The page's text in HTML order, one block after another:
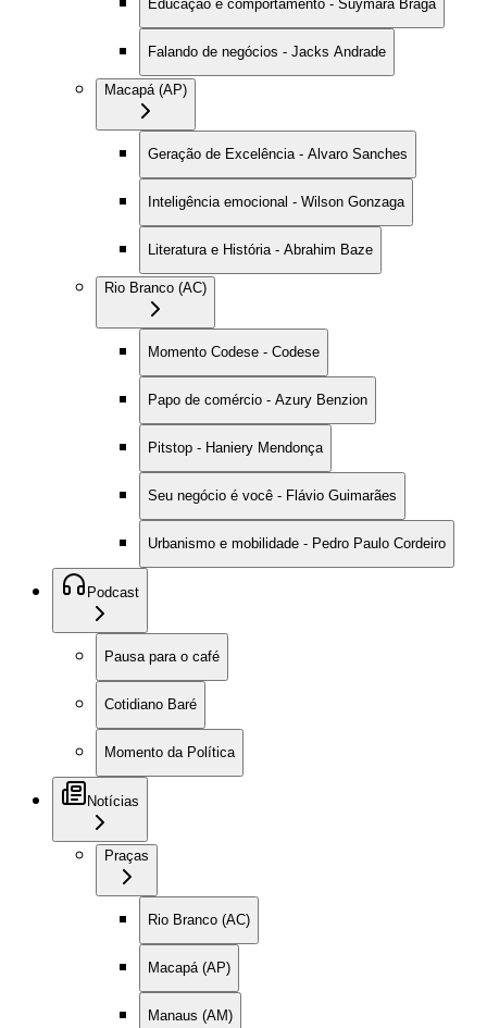
Educação e comportamento - Suymara Braga
Falando de negócios - Jacks Andrade
Macapá (AP)
Geração de Excelência - Alvaro Sanches
Inteligência emocional - Wilson Gonzaga
Literatura e História - Abrahim Baze
Rio Branco (AC)
Momento Codese - Codese
Papo de comércio - Azury Benzion
Pitstop - Haniery Mendonça
Seu negócio é você - Flávio Guimarães
Urbanismo e mobilidade - Pedro Paulo Cordeiro
Podcast
Pausa para o café
Cotidiano Baré
Momento da Política
Notícias
Praças
Rio Branco (AC)
Macapá (AP)
Manaus (AM)